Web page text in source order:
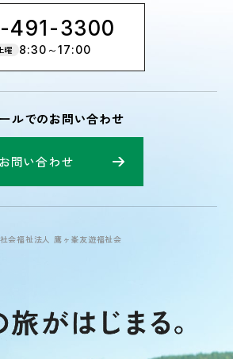
491-3300
曜 8:30～17:00
ルでのお問い合わせ
お問い合わせ
会福祉法人 鷹ヶ峯友遊福祉会